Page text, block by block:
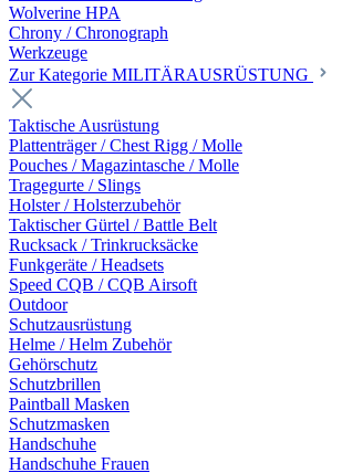
Wolverine HPA
Chrony / Chronograph
Werkzeuge
Zur Kategorie MILITÄRAUSRÜSTUNG
Taktische Ausrüstung
Plattenträger / Chest Rigg / Molle
Pouches / Magazintasche / Molle
Tragegurte / Slings
Holster / Holsterzubehör
Taktischer Gürtel / Battle Belt
Rucksack / Trinkrucksäcke
Funkgeräte / Headsets
Speed CQB / CQB Airsoft
Outdoor
Schutzausrüstung
Helme / Helm Zubehör
Gehörschutz
Schutzbrillen
Paintball Masken
Schutzmasken
Handschuhe
Handschuhe Frauen